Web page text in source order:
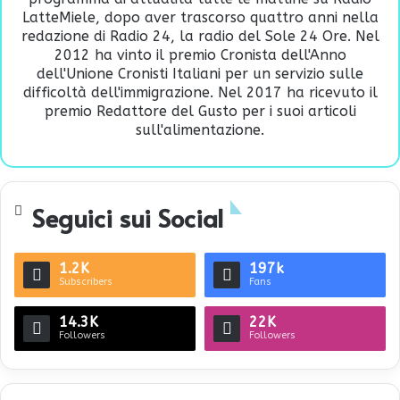
LatteMiele, dopo aver trascorso quattro anni nella
redazione di Radio 24, la radio del Sole 24 Ore. Nel
2012 ha vinto il premio Cronista dell'Anno
dell'Unione Cronisti Italiani per un servizio sulle
difficoltà dell'immigrazione. Nel 2017 ha ricevuto il
premio Redattore del Gusto per i suoi articoli
sull'alimentazione.
Seguici sui Social
1.2K
Subscribers
197k
Fans
14.3K
Followers
22K
Followers